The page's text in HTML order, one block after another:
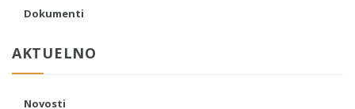
Dokumenti
AKTUELNO
Novosti